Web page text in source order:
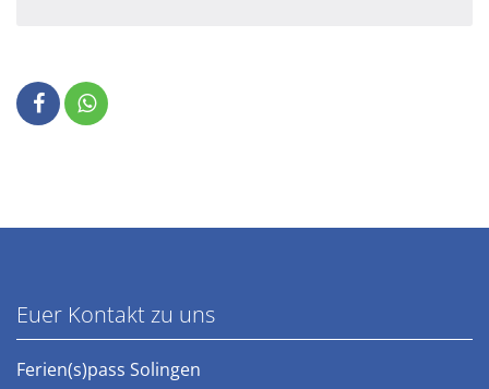
Euer Kontakt zu uns
Ferien(s)pass Solingen